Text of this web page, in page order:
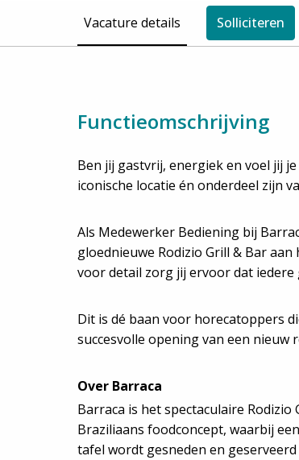
Vacature details Solliciteren
Functieomschrijving
Ben jij gastvrij, energiek en voel jij
iconische locatie én onderdeel zijn
Als Medewerker Bediening bij
gloednieuwe Rodizio Grill & Bar
voor detail zorg jij ervoor dat
Dit is dé baan voor horecatoppers
succesvolle opening van een
Over Barraca
Barraca is het spectaculaire
Braziliaans foodconcept, waarbij
tafel wordt gesneden en